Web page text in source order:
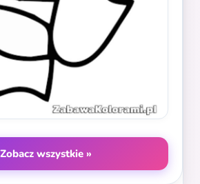
Zobacz wszystkie »